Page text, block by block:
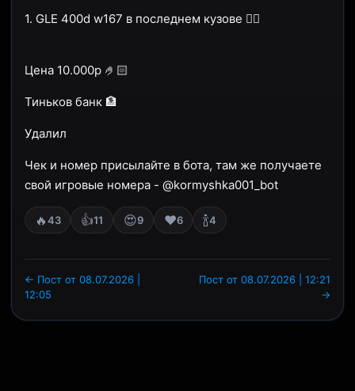
1. GLE 400d w167 в последнем кузове ☝🏽
Цена 10.000р 🤌🏻
Тиньков банк 🏦
Удалил
Чек и номер присылайте в бота, там же получаете
свой игровые номера - @kormyshka001_bot
🔥43 👍11 😍9 ❤️6 🍾4
← Пост от 08.07.2026 |
12:05
Пост от 08.07.2026 | 12:21
→